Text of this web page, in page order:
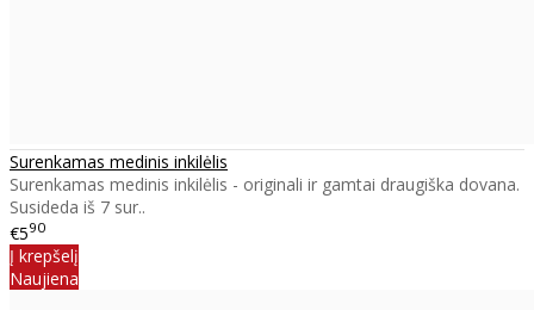
Surenkamas medinis inkilėlis
Surenkamas medinis inkilėlis - originali ir gamtai draugiška dovana.
Susideda iš 7 sur..
€590
Į krepšelį
Naujiena